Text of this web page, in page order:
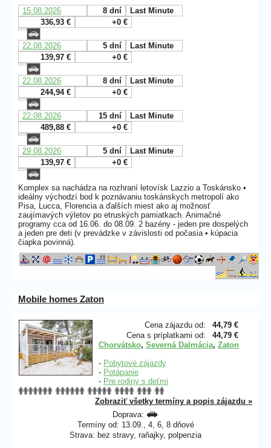
15.08.2026 8 dní
Last Minute
336,93 €
+0 €
22.08.2026 5 dní
Last Minute
139,97 €
+0 €
22.08.2026 8 dní
Last Minute
244,94 €
+0 €
22.08.2026 15 dní
Last Minute
489,88 €
+0 €
29.08.2026 5 dní
Last Minute
139,97 €
+0 €
Komplex sa nachádza na rozhraní letovísk Lazzio a Toskánsko •
ideálny východzí bod k poznávaniu toskánskych metropolí ako
Pisa, Lucca, Florencia a ďalších miest ako aj možnosť
zaujímavých výletov po etruských pamiatkach. Animačné
programy cca od 16.06. do 08.09. 2 bazény - jeden pre dospelých
a jeden pre deti (v prevádzke v závislosti od počasia • kúpacia
čiapka povinná).
Mobile homes Zaton
Cena zájazdu od:
44,79 €
Cena s príplatkami od:
44,79 €
Chorvátsko, Severná Dalmácia, Zaton
- Pobytové zájazdy
- Potápanie
- Pre rodiny s deťmi
Zobraziť všetky termíny a popis zájazdu »
Doprava:
Termíny od: 13.09., 4, 6, 8 dňové
Strava: bez stravy, raňajky, polpenzia